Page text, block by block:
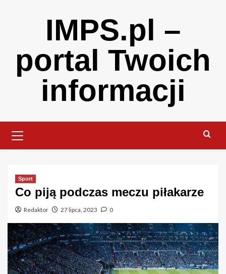
IMPS.pl –
portal Twoich
informacji
Menu
Sport
Co piją podczas meczu piłakarze
Redaktor 27 lipca, 2023 0